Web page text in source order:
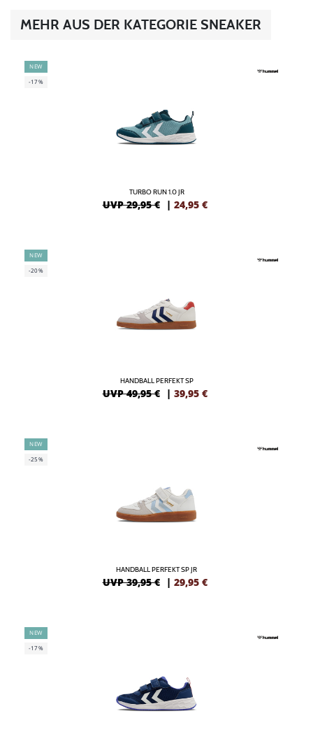
MEHR AUS DER KATEGORIE SNEAKER
NEW
-17%
TURBO RUN 1.0 JR
UVP 29,95 € | 24,95 €
NEW
-20%
HANDBALL PERFEKT SP
UVP 49,95 € | 39,95 €
NEW
-25%
HANDBALL PERFEKT SP JR
UVP 39,95 € | 29,95 €
NEW
-17%